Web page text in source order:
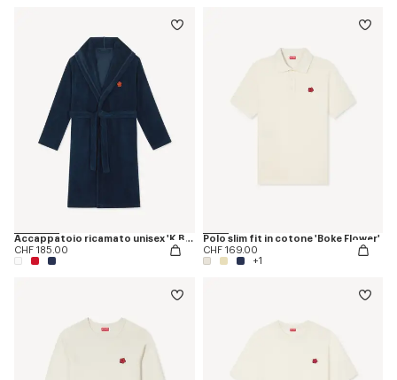
Accappatoio ricamato unisex 'K Boke'
CHF 185.00
Polo slim fit in cotone 'Boke Flower'
CHF 169.00
+1